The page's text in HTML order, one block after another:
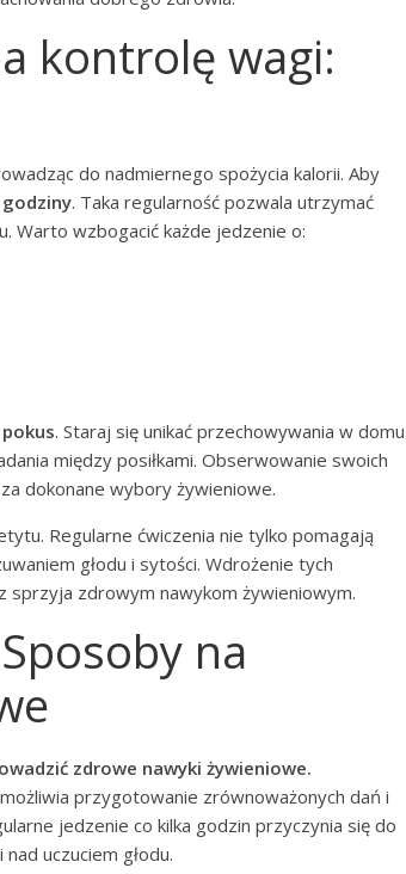
kontrolę wagi:
do nadmiernego spożycia kalorii. Aby
. Taka regularność pozwala utrzymać
Warto wzbogacić każde jedzenie o:
. Staraj się unikać przechowywania w domu
między posiłkami. Obserwowanie swoich
dokonane wybory żywieniowe.
Regularne ćwiczenia nie tylko pomagają
głodu i sytości. Wdrożenie tych
sprzyja zdrowym nawykom żywieniowym.
na
zdrowe nawyki żywieniowe.
przygotowanie zrównoważonych dań i
jedzenie co kilka godzin przyczynia się do
uczuciem głodu.